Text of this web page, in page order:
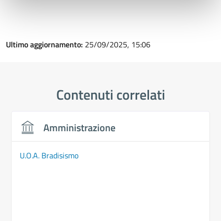
Ultimo aggiornamento: 25/09/2025, 15:06
Contenuti correlati
Amministrazione
U.O.A. Bradisismo